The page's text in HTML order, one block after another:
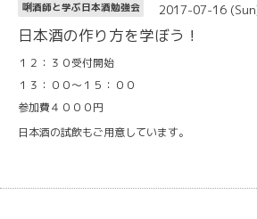
唎酒師と学ぶ日本酒勉強会 2017-07-16
日本酒の作り方を学ぼう！
１２：３０受付開始
１３：００～１５：００
参加費４０００円
日本酒の試飲もご用意しています。